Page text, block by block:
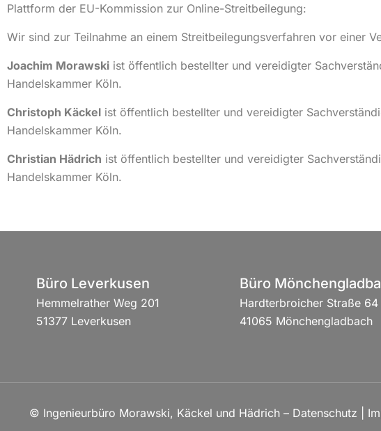
Plattform der EU-Kommission zur Online-Streitbeilegung:
Wir sind zur Teilnahme an einem Streitbeilegungsverfahren vor einer
Joachim Morawski ist öffentlich bestellter und vereidigter
Handelskammer Köln.
Christoph Käckel ist öffentlich bestellter und vereidigter
Handelskammer Köln.
Christian Hädrich ist öffentlich bestellter und vereidigter
Handelskammer Köln.
Büro Leverkusen
Hemmelrather Weg 201
51377 Leverkusen
Büro
Hardterbroicher Straße 64
41065 Mönchengladbach
© Ingenieurbüro Morawski, Käckel und Hädrich – Datenschutz